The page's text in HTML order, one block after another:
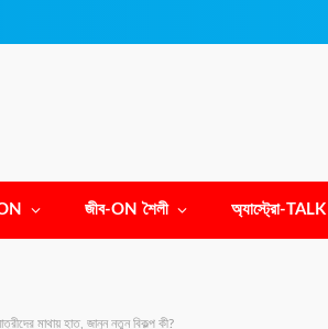
জীব-ON শৈলী অ্যাস্ট্রো-TALK
মাথায় হাত, জানুন নতুন বিকল্প কী?